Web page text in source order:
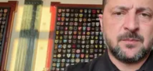
проекту
годину тому 11,8 т.
"Балистика убивает